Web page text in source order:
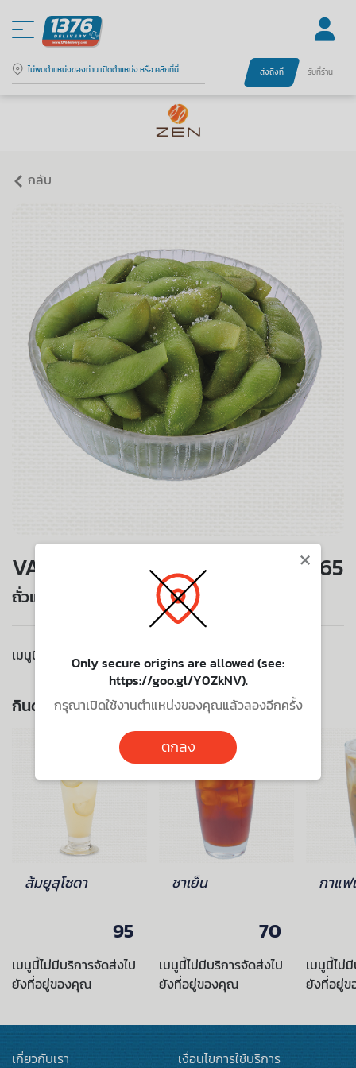
ไม่พบตำแหน่งของท่าน เปิดตำแหน่ง หรือ คลิกที่นี่ ส่งถึงที่ รับที่ร้าน
กลับ
VALUE SET 65
ถั่วแระญี่ปุ่น
เมนูนี้ไม่มีบริการจัดส่งไปยังที่อยู่ของคุณ
กินด้วยกัน ยิ่งอร่อย
ส้มยูสุโซดา
95
เมนูนี้ไม่มีบริการจัดส่งไป
ยังที่อยู่ของคุณ
ชาเย็น
70
เมนูนี้ไม่มีบริการจัดส่งไป
ยังที่อยู่ของคุณ
กาแฟ
เมนูนี้ไม่
ยังที่อยู่
เกี่ยวกับเรา เงื่อนไขการใช้บริการ
×
Only secure origins are allowed (see:
https://goo.gl/Y0ZkNV).
กรุณาเปิดใช้งานตำแหน่งของคุณแล้วลองอีกครั้ง
ตกลง